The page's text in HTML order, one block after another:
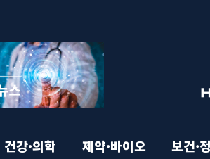
건강·의학 제약·바이오 보건·